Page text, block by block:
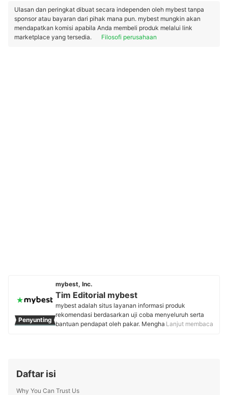
Ulasan dan peringkat dibuat secara independen oleh mybest tanpa
sponsor atau bayaran dari pihak mana pun. mybest mungkin akan
mendapatkan komisi apabila Anda membeli produk melalui link
marketplace yang tersedia.
Filosofi perusahaan
Penyunting
mybest, Inc.
Tim Editorial mybest
mybest adalah situs layanan informasi produk
rekomendasi berdasarkan uji coba menyeluruh serta
bantuan pendapat oleh pakar. Menghasilkan konten
Lanjut membaca
Daftar isi
Why You Can Trust Us